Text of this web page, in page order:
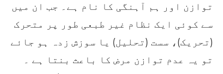
توازن اور ہم آہنگی کا نام ہے۔ جب ان میں
سے کوئی ایک نظام غیر طبعی طور پر متحرک
(تحریک)، سست (تحلیل) یا سوزش زدہ ہو جائے
تو یہ عدم توازن مرض کا باعث بنتا ہے ۔